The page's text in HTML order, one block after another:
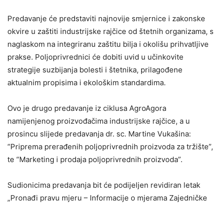
Predavanje će predstaviti najnovije smjernice i zakonske
okvire u zaštiti industrijske rajčice od štetnih organizama, s
naglaskom na integriranu zaštitu bilja i okolišu prihvatljive
prakse. Poljoprivrednici će dobiti uvid u učinkovite
strategije suzbijanja bolesti i štetnika, prilagođene
aktualnim propisima i ekološkim standardima.
Ovo je drugo predavanje iz ciklusa AgroAgora
namijenjenog proizvođačima industrijske rajčice, a u
prosincu slijede predavanja dr. sc. Martine Vukašina:
“Priprema prerađenih poljoprivrednih proizvoda za tržište”,
te “Marketing i prodaja poljoprivrednih proizvoda”.
Sudionicima predavanja bit će podijeljen revidiran letak
„Pronađi pravu mjeru – Informacije o mjerama Zajedničke